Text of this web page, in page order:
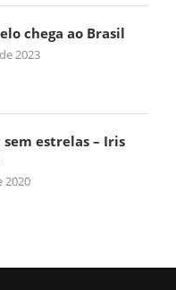
chega ao Brasil
2023
sem estrelas – Iris
2020